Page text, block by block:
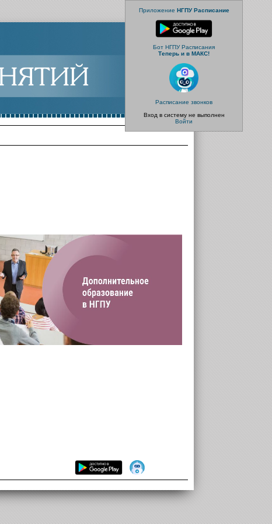
Приложение НГПУ Расписание
Бот НГПУ Расписания
Теперь и в МАКС!
Расписание звонков
Вход в систему не выполнен
Войти